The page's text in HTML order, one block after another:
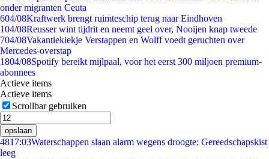
onder migranten Ceuta
604/08Kraftwerk brengt ruimteschip terug naar Eindhoven
104/08Reusser wint tijdrit en neemt geel over, Nooijen knap tweede
704/08Vakantiekiekje Verstappen en Wolff voedt geruchten over
Mercedes-overstap
1804/08Spotify bereikt mijlpaal, voor het eerst 300 miljoen premium-
abonnees
Actieve items
Actieve items
Scrollbar gebruiken
opslaan
4817:03Waterschappen slaan alarm wegens droogte: Gereedschapskist
leeg